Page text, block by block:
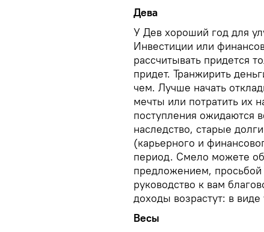
Дева
У Дев хороший год для
Инвестиции или
рассчитывать придется
придет. Транжирить
чем. Лучше начать
мечты или потратить их
поступления ожидаются
наследство, старые
(карьерного и
период. Смело можете
предложением,
руководство к вам
доходы возрастут: в
Весы